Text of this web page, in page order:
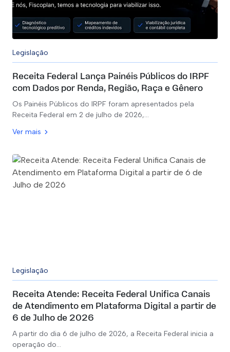
Legislação
Receita Federal Lança Painéis Públicos do IRPF
com Dados por Renda, Região, Raça e Gênero
Os Painéis Públicos do IRPF foram apresentados pela
Receita Federal em 2 de julho de 2026,…
Ver mais
Legislação
Receita Atende: Receita Federal Unifica Canais
de Atendimento em Plataforma Digital a partir de
6 de Julho de 2026
A partir do dia 6 de julho de 2026, a Receita Federal inicia a
operação do…